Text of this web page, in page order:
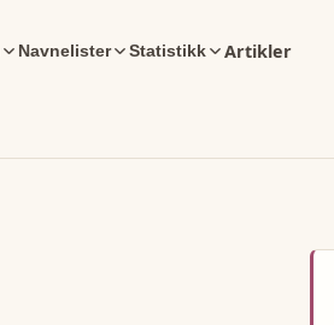
Navnelister Statistikk Artikler